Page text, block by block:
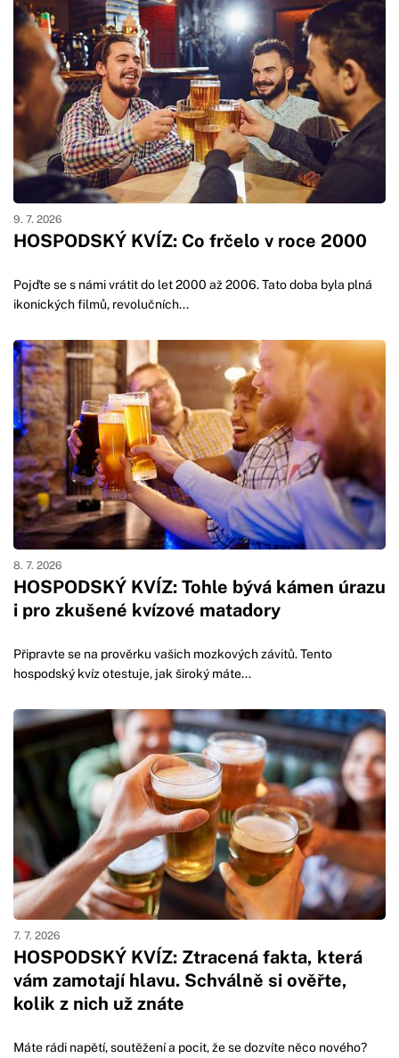
HOSPODSKÝ KVÍZ: Co frčelo v roce 2000
9. 7. 2026
Pojďte se s námi vrátit do let 2000 až 2006. Tato doba byla plná
ikonických filmů, revolučních...
HOSPODSKÝ KVÍZ: Tohle bývá kámen úrazu
i pro zkušené kvízové matadory
8. 7. 2026
Připravte se na prověrku vašich mozkových závitů. Tento
hospodský kvíz otestuje, jak široký máte...
HOSPODSKÝ KVÍZ: Ztracená fakta, která
vám zamotají hlavu. Schválně si ověřte,
kolik z nich už znáte
7. 7. 2026
Máte rádi napětí, soutěžení a pocit, že se dozvíte něco nového?